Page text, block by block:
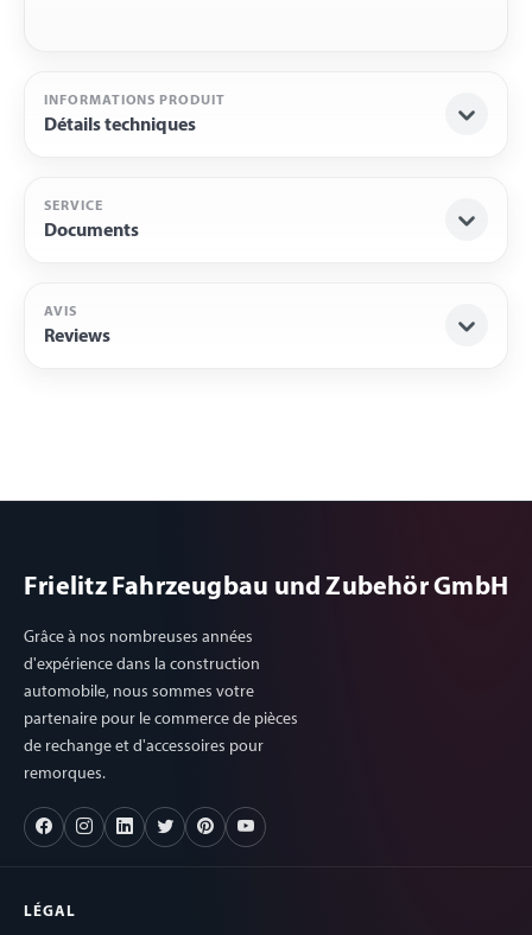
INFORMATIONS PRODUIT
Détails techniques
SERVICE
Documents
AVIS
Reviews
Frielitz Fahrzeugbau und Zubehör GmbH
Grâce à nos nombreuses années
d'expérience dans la construction
automobile, nous sommes votre
partenaire pour le commerce de pièces
de rechange et d'accessoires pour
remorques.
LÉGAL